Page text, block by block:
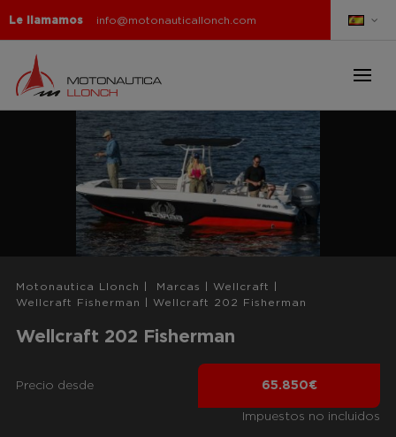
Le llamamos info@motonauticallonch.com
Motonautica Llonch Marcas Wellcraft
Wellcraft Fisherman
Wellcraft 202 Fisherman
Wellcraft 202 Fisherman
Precio desde 65.850€
Impuestos no incluidos